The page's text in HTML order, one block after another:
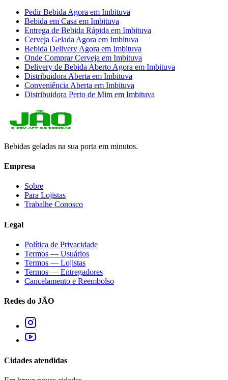
Pedir Bebida Agora em Imbituva
Bebida em Casa em Imbituva
Entrega de Bebida Rápida em Imbituva
Cerveja Gelada Agora em Imbituva
Bebida Delivery Agora em Imbituva
Onde Comprar Cerveja em Imbituva
Delivery de Bebida Aberto Agora em Imbituva
Distribuidora Aberta em Imbituva
Conveniência Aberta em Imbituva
Distribuidora Perto de Mim em Imbituva
Bebidas geladas na sua porta em minutos.
Empresa
Sobre
Para Lojistas
Trabalhe Conosco
Legal
Política de Privacidade
Termos — Usuários
Termos — Lojistas
Termos — Entregadores
Cancelamento e Reembolso
Redes do JÃO
Cidades atendidas